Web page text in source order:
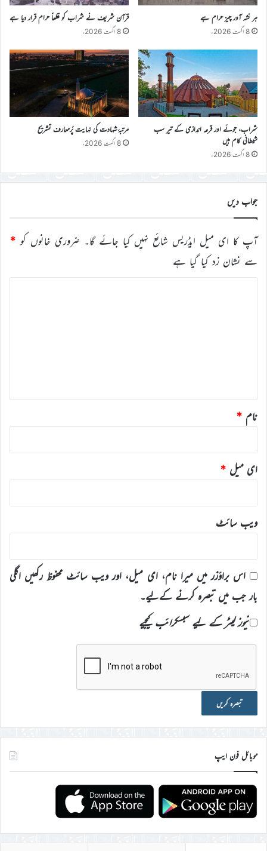
ہر نشہ آور چیز حرام ہے
8 اگست 2026ء
قرآن شریف نے شراب کو قطعاً حرام قرار دیا ہے
8 اگست 2026ء
شراب، جوئے اور قرعہ اندازی کے تیر سب
شیطانی کام ہیں
8 اگست 2026ء
مرتبۂ شہادت کی نہایت پُرمعارف تشریح
8 اگست 2026ء
جواب دیں
آپ کا ای میل ایڈریس شائع نہیں کیا جائے گا۔ ضروری خانوں کو *
سے نشان زد کیا گیا ہے
نام *
ای میل *
ویب‌ سائٹ
اس براؤزر میں میرا نام، ای میل، اور ویب سائٹ محفوظ رکھیں اگلی
بار جب میں تبصرہ کرنے کےلیے۔
نیوز لیٹر کے لیے سبسکرائب کیجیے
موبائل فون ایپ